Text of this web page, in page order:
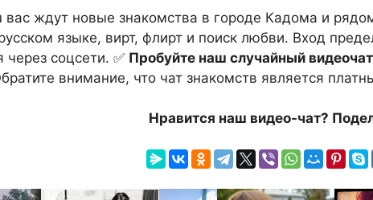
ждут новые знакомства в городе Кадома и
языке, вирт, флирт и поиск любви. Вход
через соцсети. ✅ Пробуйте наш случайный
внимание, что чат знакомств является
Нравится наш видео-чат?